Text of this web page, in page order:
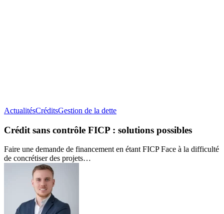
ActualitésCréditsGestion de la detteCrédit
contrôle
solutions
Crédit sans contrôle FICP : solutions possibles
Faire une demande de financement en étant FICP Face à la difficulté
de concrétiser des projets…